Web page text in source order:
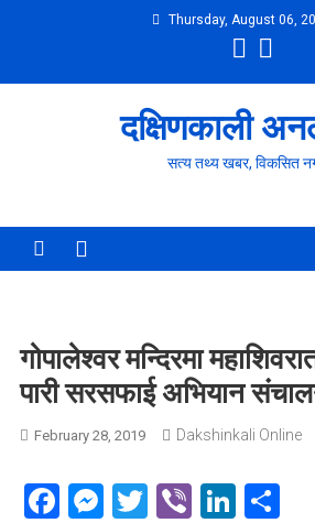
Thursday, August 06,
दक्षिणकाली
सत्य तथ्य खबर, विकसित
गोपालेश्वर मन्दिरमा
पारी सरसफाई अभियान
February 28, 2019 Dakshinkali Online
Facebook
Messenger
Twitter
Viber